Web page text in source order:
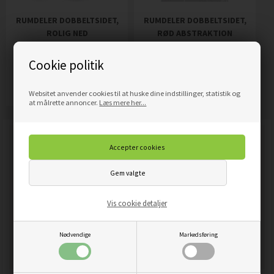
Cookie politik
Websitet anvender cookies til at huske dine indstillinger, statistik og
at målrette annoncer. Læs mere her...
Nødvendige Markedsføring
Vis cookie detaljer
RUMDELER DOBBELTSIDET,
ROLIG NED
Pris1.689,00DKK
RUMDELER DOBBELTSIDET,
RØD ABSTRAKTION